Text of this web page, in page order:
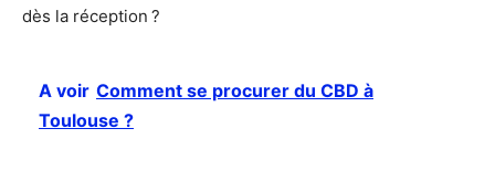
dès la réception ?
A voir Comment se procurer du CBD à
Toulouse ?